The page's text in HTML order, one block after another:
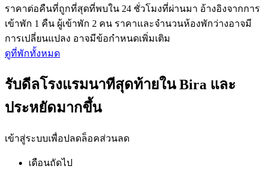
ราคาต่อคืนที่ถูกที่สุดที่พบใน 24 ชั่วโมงที่ผ่านมา อ้างอิงจากการ
เข้าพัก 1 คืน ผู้เข้าพัก 2 คน ราคาและจำนวนห้องพักว่างอาจมี
การเปลี่ยนแปลง อาจมีข้อกำหนดเพิ่มเติม
ดูที่พักทั้งหมด
รับดีลโรงแรมนาทีสุดท้ายใน Bira และ
ประหยัดมากขึ้น
เข้าสู่ระบบเพื่อปลดล็อคส่วนลด
เดือนถัดไป